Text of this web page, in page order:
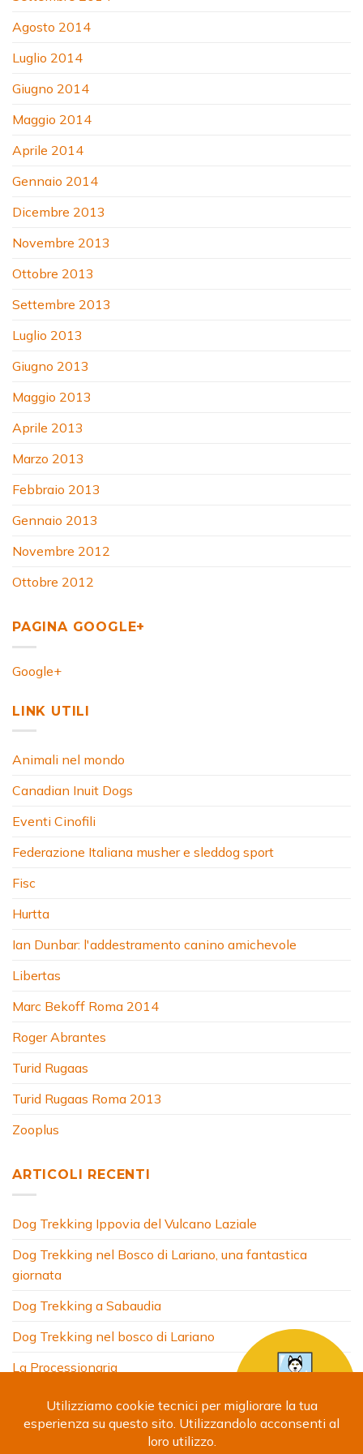
Agosto 2014
Luglio 2014
Giugno 2014
Maggio 2014
Aprile 2014
Gennaio 2014
Dicembre 2013
Novembre 2013
Ottobre 2013
Settembre 2013
Luglio 2013
Giugno 2013
Maggio 2013
Aprile 2013
Marzo 2013
Febbraio 2013
Gennaio 2013
Novembre 2012
Ottobre 2012
PAGINA GOOGLE+
Google+
LINK UTILI
Animali nel mondo
Canadian Inuit Dogs
Eventi Cinofili
Federazione Italiana musher e sleddog sport
Fisc
Hurtta
Ian Dunbar: l'addestramento canino amichevole
Libertas
Marc Bekoff Roma 2014
Roger Abrantes
Turid Rugaas
Turid Rugaas Roma 2013
Zooplus
ARTICOLI RECENTI
Dog Trekking Ippovia del Vulcano Laziale
Dog Trekking nel Bosco di Lariano, una fantastica
giornata
Dog Trekking a Sabaudia
Dog Trekking nel bosco di Lariano
La Processionaria